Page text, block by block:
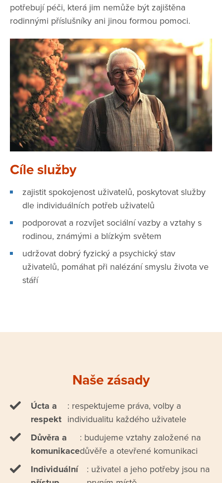
potřebují péči, která jim nemůže být zajištěna
rodinnými příslušníky ani jinou formou pomoci.
Cíle služby
zajistit spokojenost uživatelů, poskytovat služby
dle individuálních potřeb uživatelů
podporovat a rozvíjet sociální vazby a vztahy s
rodinou, známými a blízkým světem
udržovat dobrý fyzický a psychický stav
uživatelů, pomáhat při nalézání smyslu života ve
stáří
Naše zásady
Úcta a
respekt
: respektujeme práva, volby a
individualitu každého uživatele
Důvěra a
komunikace
: budujeme vztahy založené na
důvěře a otevřené komunikaci
Individuální
: uživatel a jeho potřeby jsou na